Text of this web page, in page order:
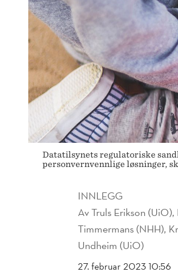
Datatilsynets regulatoriske
personvernvennlige løsninger,
INNLEGG
AvTruls Erikson (UiO),
Timmermans (NHH),
Undheim (UiO)
27. februar 2023 10:56